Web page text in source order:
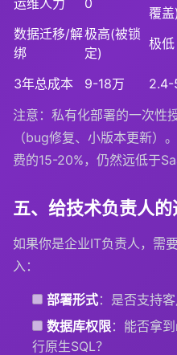
覆盖)
数据迁移/解
绑
极高(被锁
定)
极低
3年总成本 9-18万 2.4-
注意：私有化部署的一次性
（bug修复、小版本更新）
费的15-20%，仍然远低于
五、给技术负责人
如果你是企业IT负责人，需
入：
部署形式：是否支持
数据库权限：能否拿
行原生SQL？